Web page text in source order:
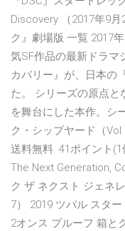
Discovery （2017年9
ク』劇場版 一覧 2017
気SF作品の最新ドラマ
カバリー』が、日本の
た。 シリーズの原点と
を舞台にした本作。シ
ク・シップヤード（Vol
送料無料. 41ポイント
The Next Generation,
ク ザ ネクスト ジェネ
7） 2019 ツバル スタ
2オンス プルーフ 箱と